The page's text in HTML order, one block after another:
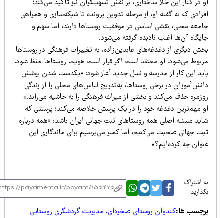
در کنار این خلأ ساختاری، بر نقش تسهیلگران نیز تأکید می‌کند؛
که به گفته او، از مرحله تدوین پرونده تا شبکه‌سازی و همراهی
محلی، نقشی اساسی در موفقیت روستاها دارند، اما سهم و
آن‌ها اغلب نادیده گرفته می‌شود.
دیگری از دغدغه‌های عابدین‌زاده، به تغییرات فرهنگی در روستاها
می‌شود. او معتقد است اگر قرار است هویت روستاها حفظ شود،
این کار از مدرسه و نسل جدید آغاز شود: «یکدست شدن پوشش
در برخی روستاها، به‌تدریج لباس‌های محلی را از زندگی
حذف می‌کند و بخشی از میراث فرهنگی را به حاشیه می‌راند.»
مهم‌ترین دغدغه خود را در یک پرسش خلاصه می‌کند؛ پرسشی که
مسئله اصلی همه روستاهای ثبت جهانی ایران باشد: «همه درباره
جهانی صحبت می‌کنیم، اما کمتر می‌پرسیم برای ماندگاری این
چه کرده‌ایم؟»
اشتراک
ها:کندوان روستای صخره‌ای،مدیریت گردشگری روستایی